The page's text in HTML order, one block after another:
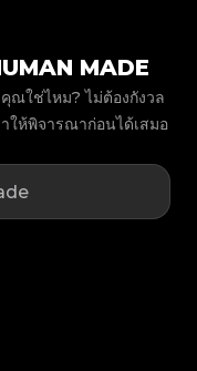
MADE
ใช่ไหม? ไม่ต้องกังวล
ให้พิจารณาก่อนได้เสมอ